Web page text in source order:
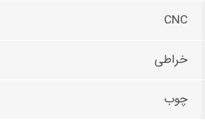
CNC
خراطی
چوب